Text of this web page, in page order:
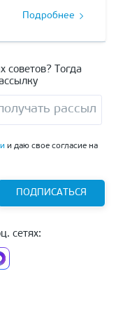
Подробнее
советов? Тогда
и даю свое согласие на
ПОДПИСАТЬСЯ
сетях: